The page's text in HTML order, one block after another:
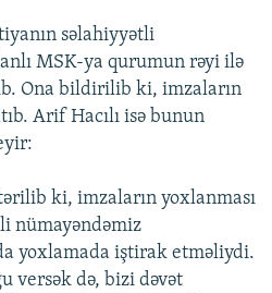
səlahiyyətli
MSK-ya qurumun rəyi ilə
Ona bildirilib ki, imzaların
Arif Hacılı isə bunun
ki, imzaların yoxlanması
nümayəndəmiz
yoxlamada iştirak etməliydi.
versək də, bizi dəvət